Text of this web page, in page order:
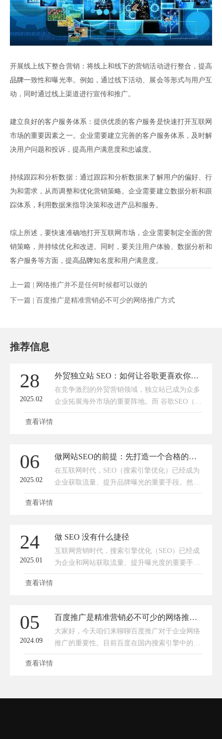
开展线上线下整合营销：将线上和线下的营销活动进行整合，提高
品牌一致性和曝光率。例如，通过线下活动、展会等形式与用户互
动，同时通过线上渠道进行宣传和推广。
建立良好的客户服务体系：提供优质的客户服务是快速打开互联网
市场的重要因素之一。企业需要建立完善的客户服务体系，及时解
决用户问题和投诉，提高用户满意度和忠诚度。
持续跟踪和分析数据：通过跟踪和分析数据来了解用户的偏好、行
为和需求，从而调整和优化营销策略。企业需要建立数据分析和跟
踪体系，利用数据来指导决策和改进产品和服务。
综上所述，要快速准确地打开互联网市场，企业需要制定全面的营
销策略，并持续优化和改进。同时，要关注用户体验、数据分析和
客户服务等方面，提高品牌知名度和用户满意度。
上一篇 | 网络推广并不是任何时候都可以做的
下一篇 | 百度推广是精准营销必不可少的网络推广方式
推荐信息
28
2025.02
外贸独立站 SEO：如何让谷歌更喜欢你的网站
在竞争激烈的外贸营销领域，独立站已成为众多
企业拓展海外市场的重要阵地。而 谷歌SEO（搜
索引擎优化），则是让你的独立站在谷歌搜索中
心，选对关键词，就相当于在 SEO 这场战役中
占据了有利地形。利用专业工具，如 Google
Keyword Planner、SEMrush
查看详情
06
2025.02
做网站SEO的前提：先打造一个合格的营销型网站
在互联网时代，SEO（搜索引擎优化）已经成为
企业获取流量、提升品牌曝光的重要手段。然
而，很多企业在做SEO时，往往忽略了一个最基
什么SEO的前提是营销型网站？SEO的最终目标
是什么？是让网站获得更多自然流量，进而实现
转化。但如果你的网站本身不具备营销能力，即
查看详情
24
2025.01
做 SEO 没有什么捷径
互联网营销时代，搜索引擎优化（SEO）已经成
为企业和网站获取流量、提升曝光度的重要手
段。然而，很多人都在寻找做 SEO 的捷径，希
搜索引擎的规则，而并不是一味地追求快速、省
事。SEO 的核心原理是通过优化网站内容、结构
和外部链接等因素，让搜索引擎更好地理解和索
查看详情
05
2024.09
百度推广是精准营销必不可少的网络推广方式
大家好，今天咱们来聊聊百度推广对于企业网络
推广的重要性。目前百度在国内搜索引擎中的占
比依然是第一名，而且占据了80%以上的市场份
查看详情